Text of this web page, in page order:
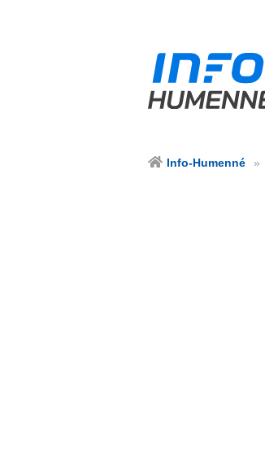
Info-Humenné